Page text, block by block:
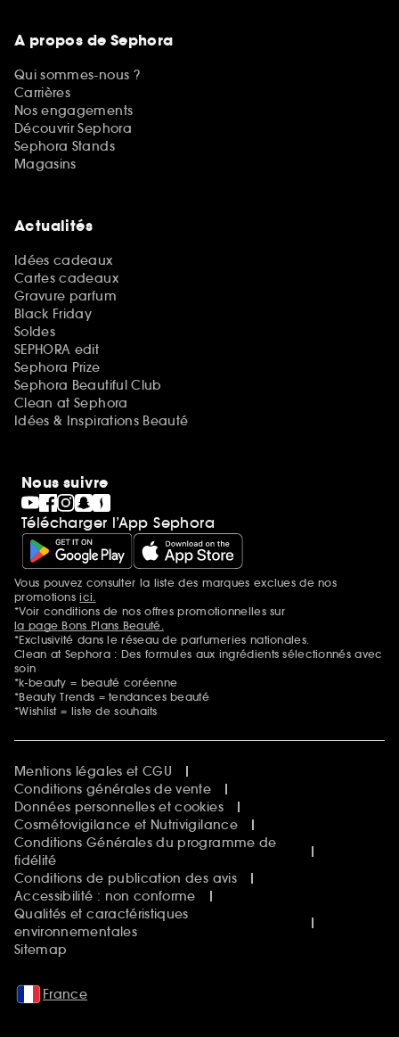
A propos de Sephora
Qui sommes-nous ?
Carrières
Nos engagements
Découvrir Sephora
Sephora Stands
Magasins
Actualités
Idées cadeaux
Cartes cadeaux
Gravure parfum
Black Friday
Soldes
SEPHORA edit
Sephora Prize
Sephora Beautiful Club
Clean at Sephora
Idées & Inspirations Beauté
Nous suivre
Télécharger l’App Sephora
Mentions additionnelles
Vous pouvez consulter la liste des marques exclues de nos
promotionsici.
*Voir conditions de nos offres promotionnelles sur
la page Bons Plans Beauté.
*Exclusivité dans le réseau de parfumeries nationales.
Clean at Sephora : Des formules aux ingrédients sélectionnés avec
soin
*k-beauty = beauté coréenne
*Beauty Trends = tendances beauté
*Wishlist = liste de souhaits
Mentions légales et CGU
Conditions générales de vente
Données personnelles et cookies
Cosmétovigilance et Nutrivigilance
Conditions Générales du programme de
fidélité
Conditions de publication des avis
Accessibilité : non conforme
Qualités et caractéristiques
environnementales
Sitemap
France